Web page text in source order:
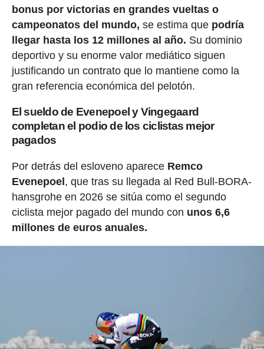
bonus por victorias en grandes vueltas o
campeonatos del mundo, se estima quepodría
llegar hasta los 12 millones al año. Su dominio
deportivo y su enorme valor mediático siguen
justificando un contrato que lo mantiene como la
gran referencia económica del pelotón.
El sueldo de Evenepoel y Vingegaard
completan el podio de los ciclistas mejor
pagados
Por detrás del esloveno aparece Remco
Evenepoel , que tras su llegada al Red Bull-BORA-
hansgrohe en 2026 se sitúa como el segundo
ciclista mejor pagado del mundo con unos 6,6
millones de euros anuales.